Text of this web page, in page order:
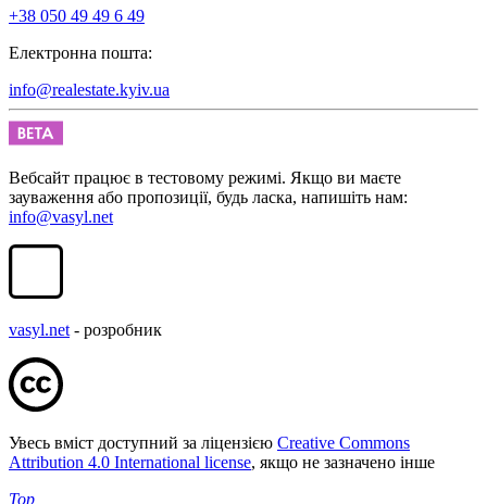
+38 050 49 49 6 49
Електронна пошта:
info@realestate.kyiv.ua
Вебсайт працює в тестовому режимі. Якщо ви маєте
зауваження або пропозиції, будь ласка, напишіть нам:
info@vasyl.net
vasyl.net - розробник
Увесь вміст доступний за ліцензією Creative Commons
Attribution 4.0 International license, якщо не зазначено інше
Top